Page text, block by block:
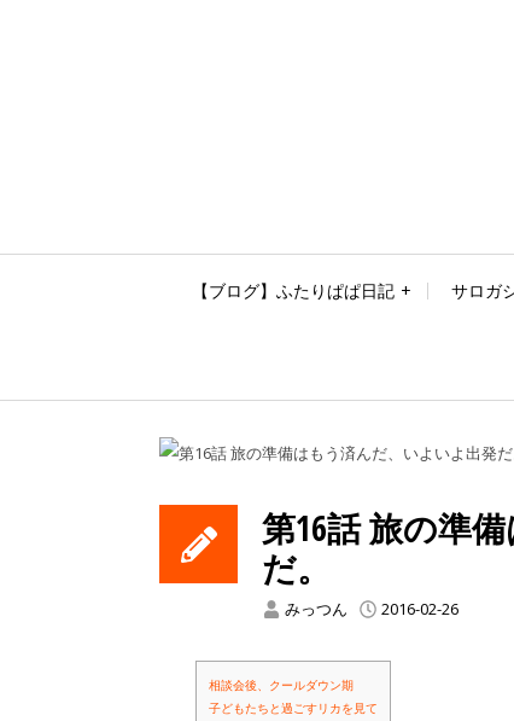
【ブログ】ふたりぱぱ日記 サロガ
第16話 旅の準
だ。
みっつん 2016-02-26
相談会後、クールダウン期
子どもたちと過ごすリカを見て